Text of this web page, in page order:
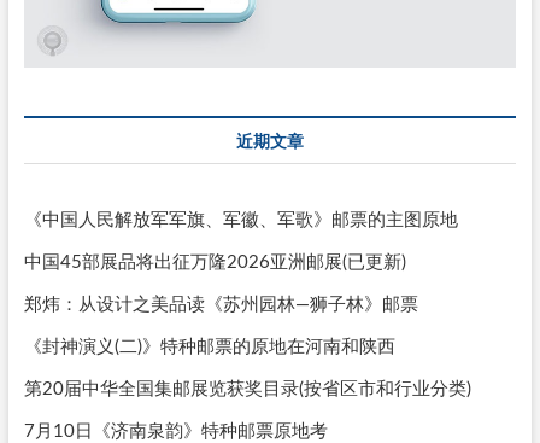
近期文章
《中国人民解放军军旗、军徽、军歌》邮票的主图原地
中国45部展品将出征万隆2026亚洲邮展(已更新)
郑炜：从设计之美品读《苏州园林—狮子林》邮票
《封神演义(二)》特种邮票的原地在河南和陕西
第20届中华全国集邮展览获奖目录(按省区市和行业分类)
7月10日《济南泉韵》特种邮票原地考